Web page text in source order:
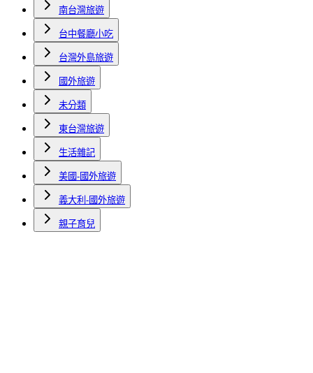
南台灣旅遊
台中餐廳小吃
台灣外島旅遊
國外旅遊
未分類
東台灣旅遊
生活雜記
美國-國外旅遊
義大利-國外旅遊
親子育兒